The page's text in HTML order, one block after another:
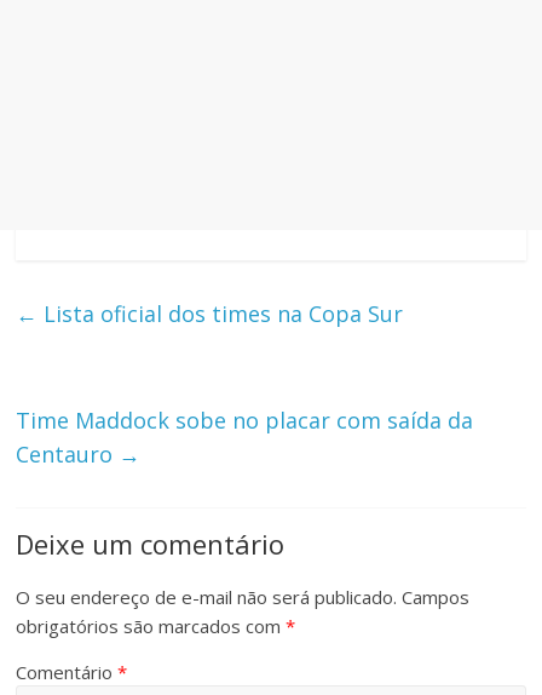
← Lista oficial dos times na Copa Sur
Time Maddock sobe no placar com saída da
Centauro →
Deixe um comentário
O seu endereço de e-mail não será publicado. Campos
obrigatórios são marcados com*
Comentário*